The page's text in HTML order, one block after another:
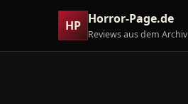
HP Horror-Page.de
Reviews aus dem Archiv